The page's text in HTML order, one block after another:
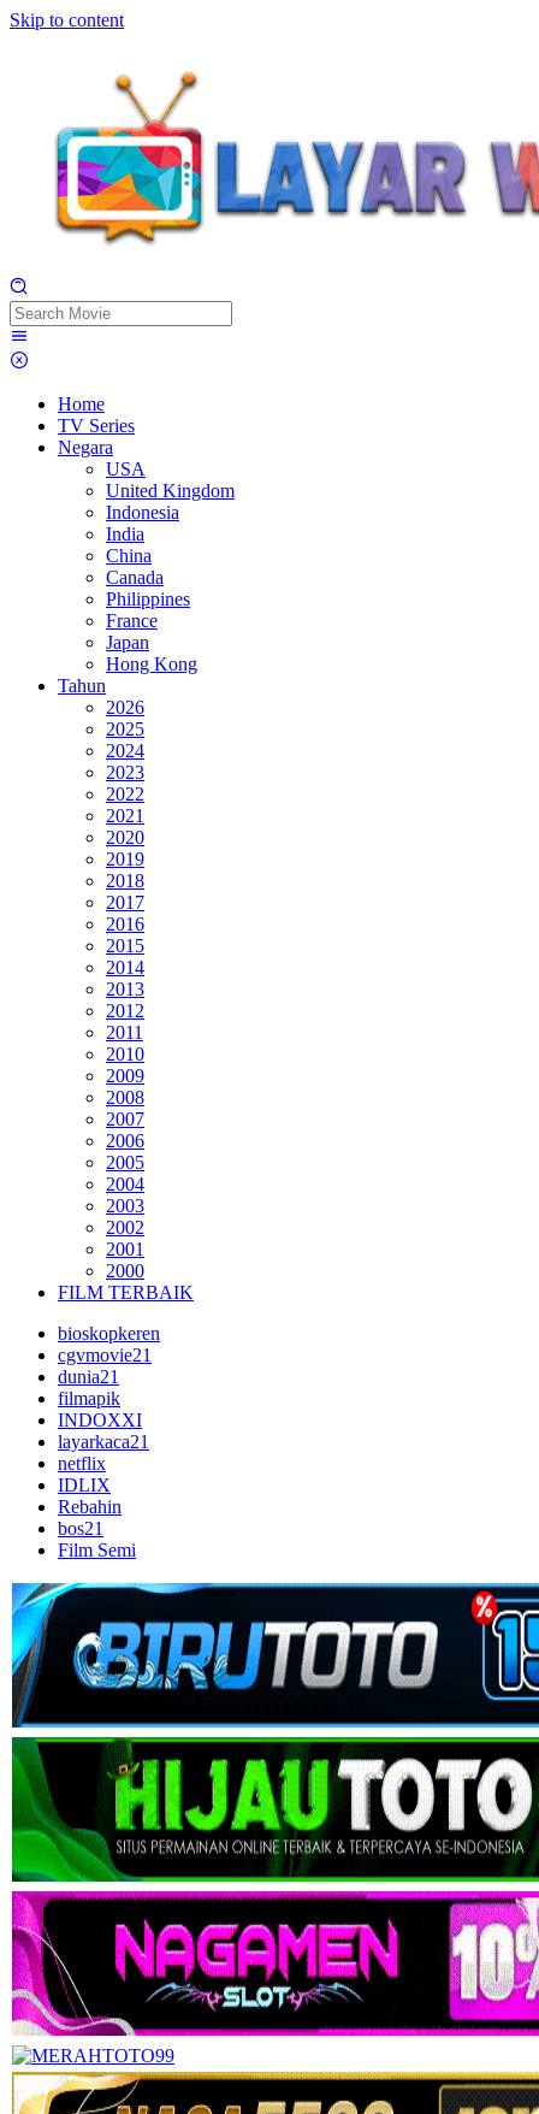
Skip to content
Home
TV Series
Negara
USA
United Kingdom
Indonesia
India
China
Canada
Philippines
France
Japan
Hong Kong
Tahun
2026
2025
2024
2023
2022
2021
2020
2019
2018
2017
2016
2015
2014
2013
2012
2011
2010
2009
2008
2007
2006
2005
2004
2003
2002
2001
2000
FILM TERBAIK
bioskopkeren
cgvmovie21
dunia21
filmapik
INDOXXI
layarkaca21
netflix
IDLIX
Rebahin
bos21
Film Semi